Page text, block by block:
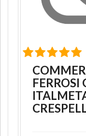
FERROSI